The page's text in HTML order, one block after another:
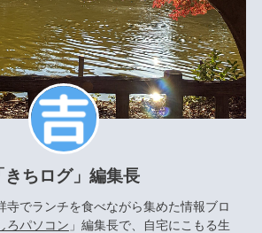
きちログ」編集長
寺でランチを食べながら集めた情報ブロ
ろパソコン 」編集長で、自宅にこもる生